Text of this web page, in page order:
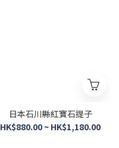
日本石川縣紅寶石提子
HK$880.00 ~ HK$1,180.00